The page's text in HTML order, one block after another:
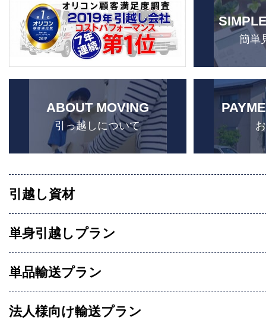
簡単
ABOUT MOVING
引っ越しについて
引越し資材
単身引越しプラン
単品輸送プラン
法人様向け輸送プラン